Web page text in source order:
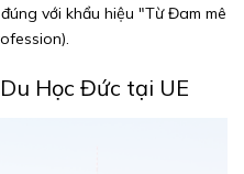
với khẩu hiệu "Từ Đam mê
Học Đức tại UE